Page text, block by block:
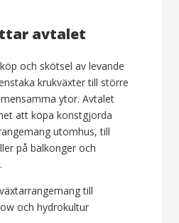
avtalet
och skötsel av levande
krukväxter till större
ytor. Avtalet
att köpa konstgjorda
utomhus, till
på balkonger och
till
och hydrokultur